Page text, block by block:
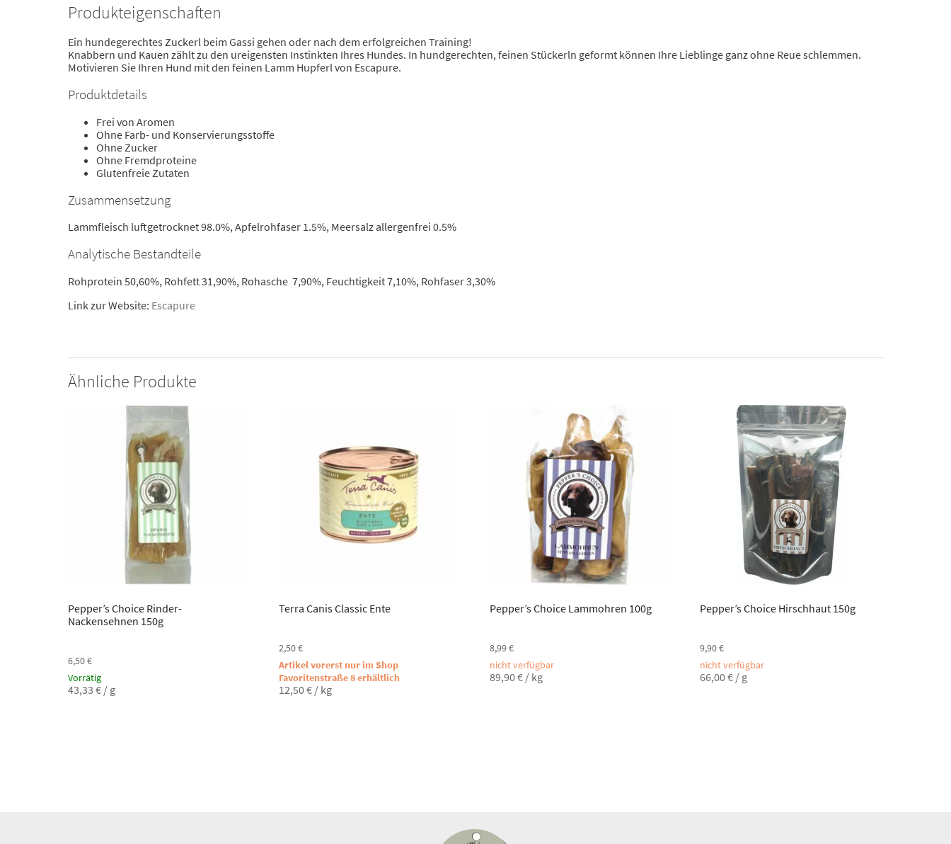
Produkteigenschaften
Ein hundegerechtes Zuckerl beim Gassi gehen oder nach dem erfolgreichen Training!
Knabbern und Kauen zählt zu den ureigensten Instinkten Ihres Hundes. In hundgerechten, feinen Stückerln geformt können Ihre Lieblinge ganz ohne Reue schlemmen.
Motivieren Sie Ihren Hund mit den feinen Lamm Hupferl von Escapure.
Produktdetails
Frei von Aromen
Ohne Farb- und Konservierungsstoffe
Ohne Zucker
Ohne Fremdproteine
Glutenfreie Zutaten
Zusammensetzung
Lammfleisch luftgetrocknet 98.0%, Apfelrohfaser 1.5%, Meersalz allergenfrei 0.5%
Analytische Bestandteile
Rohprotein 50,60%, Rohfett 31,90%, Rohasche 7,90%, Feuchtigkeit 7,10%, Rohfaser 3,30%
Link zur Website: Escapure
Ähnliche Produkte
Pepper’s Choice Rinder-
Nackensehnen 150g
6,50€
Vorrätig
43,33 € / g
Terra Canis Classic Ente
2,50€
Artikel vorerst nur im Shop
Favoritenstraße 8 erhältlich
12,50€/ kg
Pepper’s Choice Lammohren 100g
8,99€
nicht verfügbar
89,90€/ kg
Pepper’s Choice Hirschhaut 150g
9,90€
nicht verfügbar
66,00€ / g